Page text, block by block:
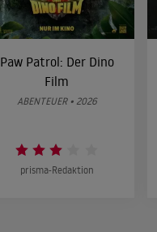
Paw Patrol: Der Dino
Film
ABENTEUER • 2026
prisma-Redaktion